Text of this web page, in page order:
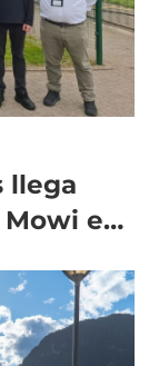
llega
Mowi en